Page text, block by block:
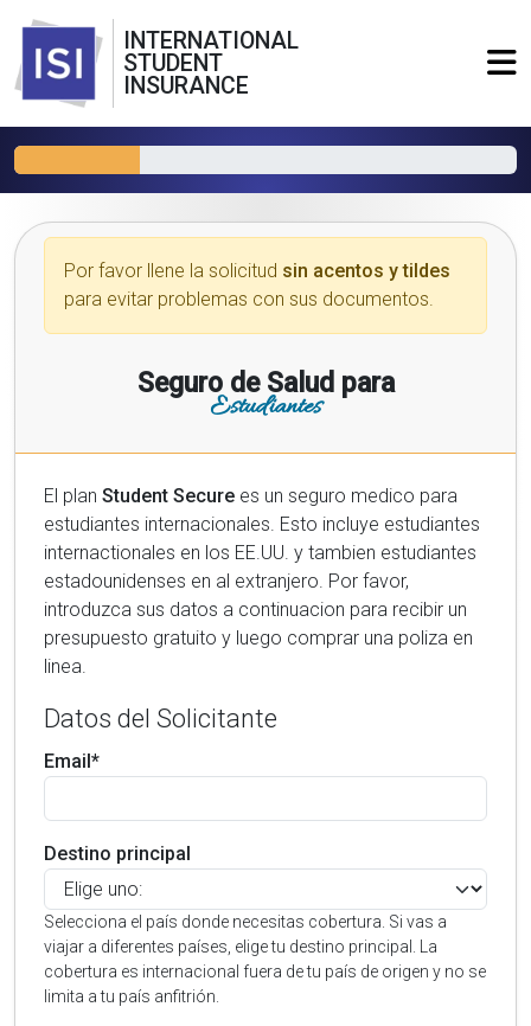
INTERNATIONAL
STUDENT
INSURANCE
Por favor llene la solicitud sin acentos y tildes
para evitar problemas con sus documentos.
Seguro de Salud para
Estudiantes
El plan Student Secure es un seguro medico para
estudiantes internacionales. Esto incluye estudiantes
internactionales en los EE.UU. y tambien estudiantes
estadounidenses en al extranjero. Por favor,
introduzca sus datos a continuacion para recibir un
presupuesto gratuito y luego comprar una poliza en
linea.
Datos del Solicitante
Email*
Destino principal
Selecciona el país donde necesitas cobertura. Si vas a
viajar a diferentes países, elige tu destino principal. La
cobertura es internacional fuera de tu país de origen y no se
limita a tu país anfitrión.